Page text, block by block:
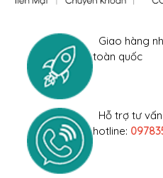
Giao hàng
toàn quốc
Hỗ trợ tư
hotline: